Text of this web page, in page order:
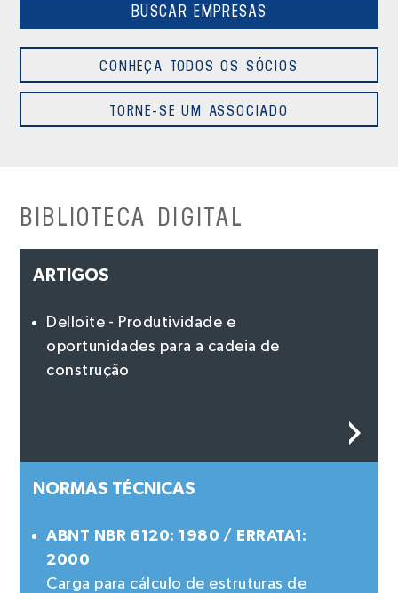
CONHEÇA TODOS OS SÓCIOS
TORNE-SE UM ASSOCIADO
BIBLIOTECA DIGITAL
ARTIGOS
Delloite - Produtividade e
oportunidades para a cadeia de
construção
NORMAS TÉCNICAS
ABNT NBR 6120: 1980 / ERRATA1:
2000
Carga para cálculo de estruturas de